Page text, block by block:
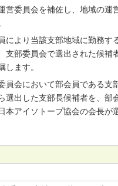
営委員会を補佐し、地域の運
により当該支部地域に勤務す
支部委員会で選出された候補
します。
員会において部会員である支
選出した支部長候補者を、部
本アイソトープ協会の会長が